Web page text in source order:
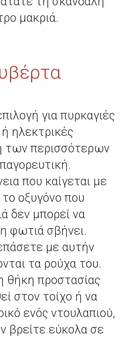
μακριά.
για πυρκαγιές
ηλεκτρικές
των περισσότερων
που καίγεται με
οξυγόνο που
δεν μπορεί να
φωτιά σβήνει.
με αυτήν
τα ρούχα του.
θήκη προστασίας
στον τοίχο ή να
ενός ντουλαπιού,
βρείτε εύκολα σε